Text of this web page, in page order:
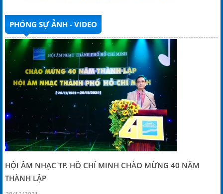
PHÓNG SỰ ẢNH - VIDEO
HỘI ÂM NHẠC TP. HỒ CHÍ MINH CHÀO MỪNG 40 NĂM
THÀNH LẬP